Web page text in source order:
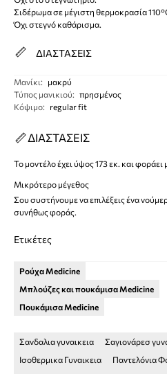
Σιδέρωμα σε μέγιστη θερμοκρασία
Όχι στεγνό καθάρισμα.
ΔΙΑΣΤΑΣΕΙΣ
Μανίκι:
μακρύ
Τύπος μανικιού: πρησμένος
Κόψιμο: regular fit
ΔΙΑΣΤΑΣΕΙΣ
Το μοντέλο έχει ύψος 173 εκ. και φοράει
Μικρότερο μέγεθος
Σου συστήνουμε να επιλέξεις ένα
συνήθως φοράς.
Ετικέτες
Ρούχα Medicine
Μπλούζες και πουκάμισα Medicine
Πουκάμισα Medicine
Σανδαλια γυναικεια Σαγιονάρεσ
Ισοθερμικα Γυναικεια
Παντελόνια